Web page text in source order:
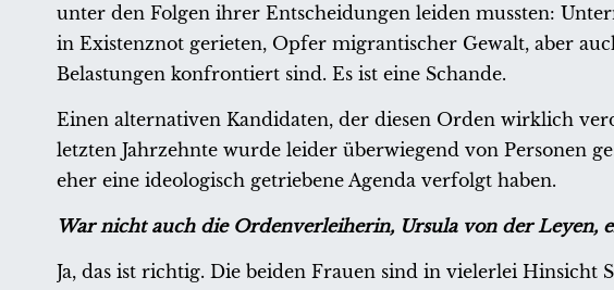
unter den Folgen ihrer Entscheidungen leiden mussten:
in Existenznot gerieten, Opfer migrantischer Gewalt, aber
Belastungen konfrontiert sind. Es ist eine Schande.
Einen alternativen Kandidaten, der diesen Orden wirklich
letzten Jahrzehnte wurde leider überwiegend von Personen
eher eine ideologisch getriebene Agenda verfolgt haben.
War nicht auch die Ordenverleiherin, Ursula von der Leyen,
Ja, das ist richtig. Die beiden Frauen sind in vielerlei Hinsicht